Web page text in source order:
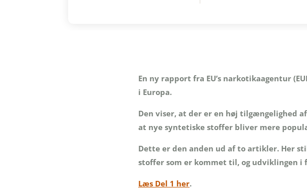
En ny rapport fra EU’s narkotikaagentur
i Europa.
Den viser, at der er en høj tilgængelighed
at nye syntetiske stoffer bliver mere
Dette er den anden ud af to artikler. Her
stoffer som er kommet til, og udviklingen i
Læs Del 1 her.